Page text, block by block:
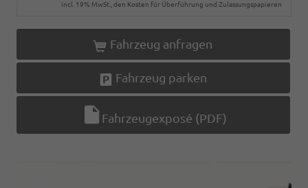
incl. 19% MwSt., den Kosten für Überführung und Zulassungspapieren
Fahrzeug anfragen
Fahrzeug parken
Fahrzeugexposé (PDF)